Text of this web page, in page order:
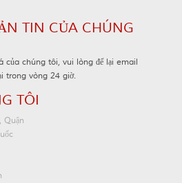
TIN CỦA CHÚNG
của chúng tôi, vui lòng để lại email
trong vòng 24 giờ.
TÔI
Quận